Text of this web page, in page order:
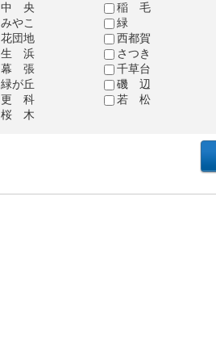
中 央
稲 毛
みやこ
緑
花団地
西都賀
生 浜
さつき
幕 張
千草台
緑が丘
磯 辺
更 科
若 松
桜 木